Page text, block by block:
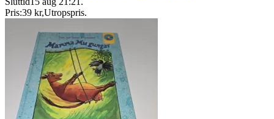
Pris:39 kr,Utropspris.